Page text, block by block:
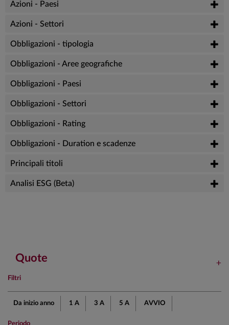
Azioni - Paesi
Azioni - Settori
Obbligazioni - tipologia
Obbligazioni - Aree geografiche
Obbligazioni - Paesi
Obbligazioni - Settori
Obbligazioni - Rating
Obbligazioni - Duration e scadenze
Principali titoli
Analisi ESG (Beta)
Quote
Filtri
Da inizio anno 1 A 3 A 5 A AVVIO